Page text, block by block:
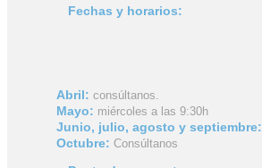
Fechas y horarios:
Abril: consúltanos.
Mayo: miércoles a las 9:30h
Junio, julio, agosto y septiembre:
Octubre: Consúltanos